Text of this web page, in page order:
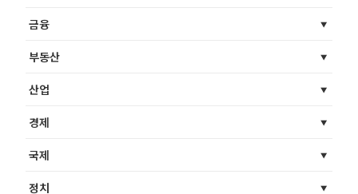
금융
부동산
산업
경제
국제
정치